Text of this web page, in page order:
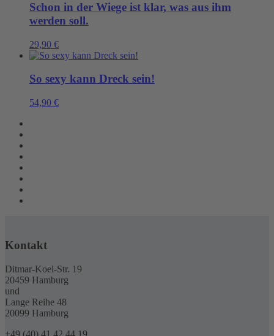
Schon in der Wiege ist klar, was aus ihm
werden soll.
29,90 €
So sexy kann Dreck sein!
54,90 €
Kontakt
Ditmar-Koel-Str. 19
20459 Hamburg
und
Lange Reihe 48
20099 Hamburg
+49 (40) 41 42 44 19